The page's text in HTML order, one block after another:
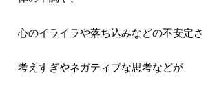
心のイライラや落ち込みなどの不安定さ
考えすぎやネガティブな思考などが